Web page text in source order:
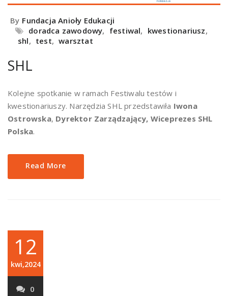
By Fundacja Anioły Edukacji
doradca zawodowy, festiwal, kwestionariusz,
shl, test, warsztat
SHL
Kolejne spotkanie w ramach Festiwalu testów i
kwestionariuszy. Narzędzia SHL przedstawiła Iwona
Ostrowska, Dyrektor Zarządzający, Wiceprezes SHL
Polska.
Read More
12
kwi,2024
0